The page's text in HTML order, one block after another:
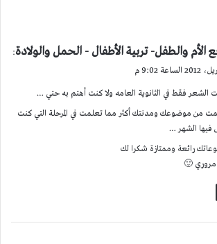
الأم والطفل- تربية الأطفال - الحمل والولادة:
الشعر فقط في الثانوية العامه ولا كنت أهتم به حتي …
من موضوعك ومدنتك أكثر مما تعلمت في المرحلة التي كنت
فيها الشهر …
رائعة وممتازة شكرا لك
مروري 🙂